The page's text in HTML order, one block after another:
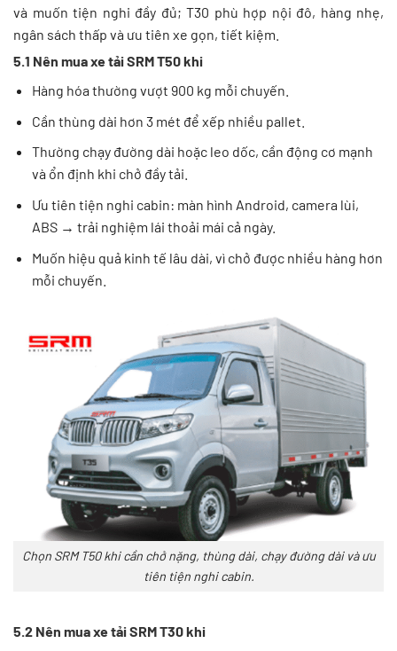
và muốn tiện nghi đầy đủ; T30 phù hợp nội đô, hàng nhẹ,
ngân sách thấp và ưu tiên xe gọn, tiết kiệm.
5.1 Nên mua xe tải SRM T50 khi
Hàng hóa thường vượt 900 kg mỗi chuyến.
Cần thùng dài hơn 3 mét để xếp nhiều pallet.
Thường chạy đường dài hoặc leo dốc, cần động cơ mạnh
và ổn định khi chở đầy tải.
Ưu tiên tiện nghi cabin: màn hình Android, camera lùi,
ABS → trải nghiệm lái thoải mái cả ngày.
Muốn hiệu quả kinh tế lâu dài, vì chở được nhiều hàng hơn
mỗi chuyến.
Chọn SRM T50 khi cần chở nặng, thùng dài, chạy đường dài và ưu
tiên tiện nghi cabin.
5.2 Nên mua xe tải SRM T30 khi